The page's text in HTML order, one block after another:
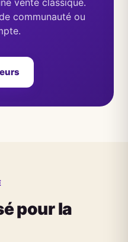
communauté ou
pour la